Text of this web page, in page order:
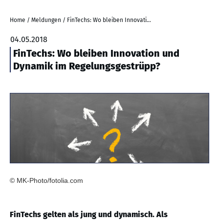
Home / Meldungen / FinTechs: Wo bleiben Innovation und Dynamik im Regelungsgestrüpp?
04.05.2018
FinTechs: Wo bleiben Innovation und
Dynamik im Regelungsgestrüpp?
© MK-Photo/fotolia.com
FinTechs gelten als jung und dynamisch. Als